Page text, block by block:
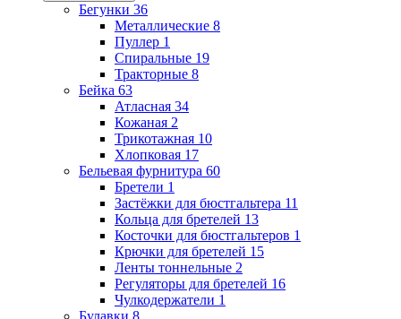
Бегунки 36
Металлические 8
Пуллер 1
Спиральные 19
Тракторные 8
Бейка 63
Атласная 34
Кожаная 2
Трикотажная 10
Хлопковая 17
Бельевая фурнитура 60
Бретели 1
Застёжки для бюстгальтера 11
Кольца для бретелей 13
Косточки для бюстгальтеров 1
Крючки для бретелей 15
Ленты тоннельные 2
Регуляторы для бретелей 16
Чулкодержатели 1
Булавки 8